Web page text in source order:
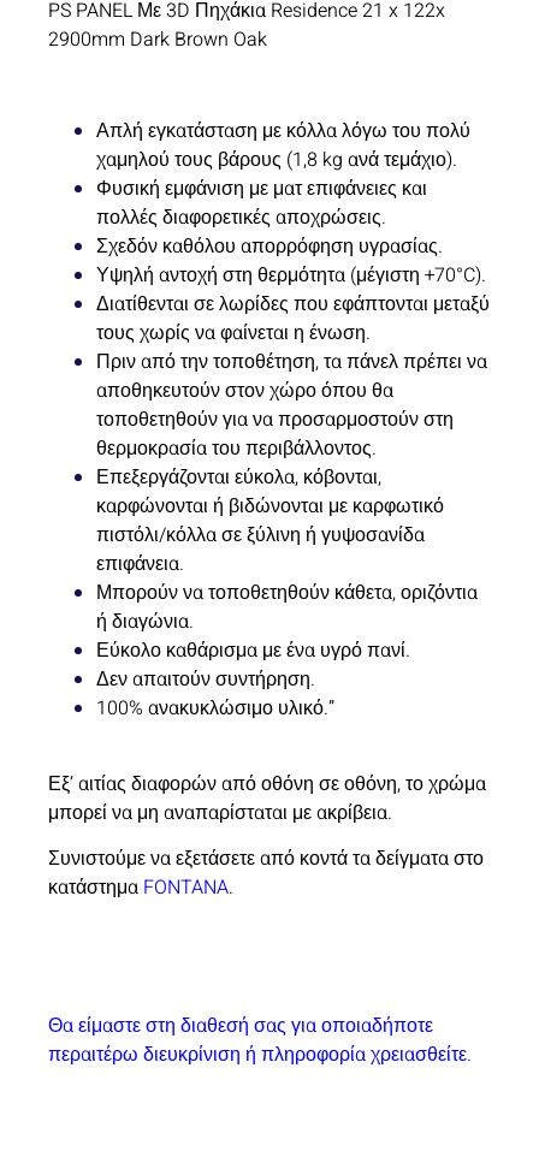
PS PANEL Με 3D Πηχάκια Residence21 x 122x
2900mm Dark Brown Oak
Απλή εγκατάσταση με κόλλα λόγω του πολύ
χαμηλού τους βάρους (1,8 kg ανά τεμάχιο).
Φυσική εμφάνιση με ματ επιφάνειες και
πολλές διαφορετικές αποχρώσεις.
Σχεδόν καθόλου απορρόφηση υγρασίας.
Υψηλή αντοχή στη θερμότητα (μέγιστη +70°C).
Διατίθενται σε λωρίδες που εφάπτονται μεταξύ
τους χωρίς να φαίνεται η ένωση.
Πριν από την τοποθέτηση, τα πάνελ πρέπει να
αποθηκευτούν στον χώρο όπου θα
τοποθετηθούν για να προσαρμοστούν στη
θερμοκρασία του περιβάλλοντος.
Επεξεργάζονται εύκολα, κόβονται,
καρφώνονται ή βιδώνονται με καρφωτικό
πιστόλι/κόλλα σε ξύλινη ή γυψοσανίδα
επιφάνεια.
Μπορούν να τοποθετηθούν κάθετα, οριζόντια
ή διαγώνια.
Εύκολο καθάρισμα με ένα υγρό πανί.
Δεν απαιτούν συντήρηση.
100% ανακυκλώσιμο υλικό.”
Εξ’ αιτίας διαφορών από οθόνη σε οθόνη, το χρώμα
μπορεί να μη αναπαρίσταται με ακρίβεια.
Συνιστούμε να εξετάσετε από κοντά τα δείγματα στο
κατάστημα FONTANA.
Θα είμαστε στη διαθεσή σας για οποιαδήποτε
περαιτέρω διευκρίνιση ή πληροφορία χρειασθείτε.